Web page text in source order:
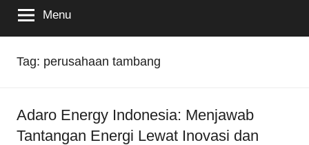
Menu
Tag: perusahaan tambang
Adaro Energy Indonesia: Menjawab
Tantangan Energi Lewat Inovasi dan